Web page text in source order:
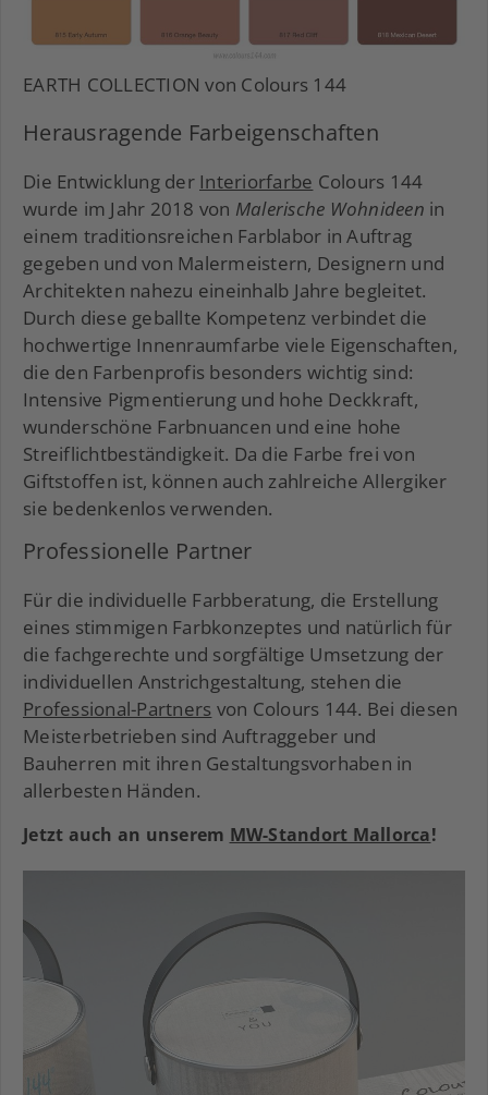
EARTH COLLECTION von Colours 144
Herausragende Farbeigenschaften
Die Entwicklung der Interiorfarbe Colours 144
wurde im Jahr 2018 von Malerische Wohnideen in
einem traditionsreichen Farblabor in Auftrag
gegeben und von Malermeistern, Designern und
Architekten nahezu eineinhalb Jahre begleitet.
Durch diese geballte Kompetenz verbindet die
hochwertige Innenraumfarbe viele Eigenschaften,
die den Farbenprofis besonders wichtig sind:
Intensive Pigmentierung und hohe Deckkraft,
wunderschöne Farbnuancen und eine hohe
Streiflichtbeständigkeit. Da die Farbe frei von
Giftstoffen ist, können auch zahlreiche Allergiker
sie bedenkenlos verwenden.
Professionelle Partner
Für die individuelle Farbberatung, die Erstellung
eines stimmigen Farbkonzeptes und natürlich für
die fachgerechte und sorgfältige Umsetzung der
individuellen Anstrichgestaltung, stehen die
Professional-Partners von Colours 144. Bei diesen
Meisterbetrieben sind Auftraggeber und
Bauherren mit ihren Gestaltungsvorhaben in
allerbesten Händen.
Jetzt auch an unserem MW-Standort Mallorca!